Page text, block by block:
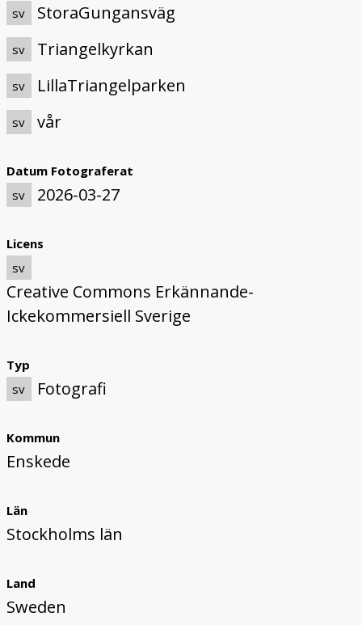
sv StoraGungansväg
sv Triangelkyrkan
sv LillaTriangelparken
sv vår
Datum Fotograferat
sv
2026-03-27
Licens
sv
Creative Commons Erkännande-
Ickekommersiell Sverige
Typ
sv
Fotografi
Kommun
Enskede
Län
Stockholms län
Land
Sweden